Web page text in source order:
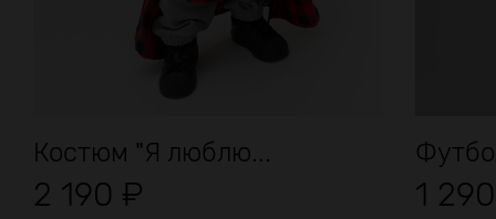
Костюм "Я люблю...
2 190 ₽ 1